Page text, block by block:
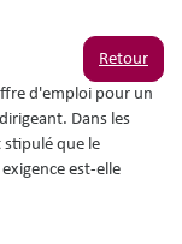
Retour
d'emploi pour un
Dans les
que le
est-elle